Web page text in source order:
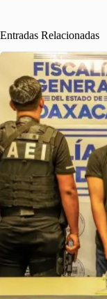
Entradas Relacionadas